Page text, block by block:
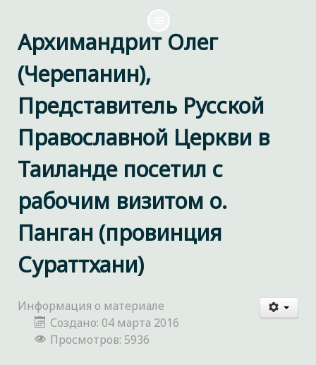
Архимандрит Олег
(Черепанин),
Представитель Русской
Православной Церкви в
Таиланде посетил с
рабочим визитом о.
Панган (провинция
Сураттхани)
Информация о материале
Создано: 04 марта 2016
Просмотров: 5936